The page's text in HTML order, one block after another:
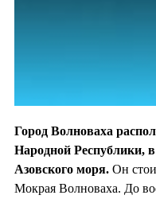
Город Волноваха
Народной Республики,
Азовского моря. Он
Мокрая Волноваха. До